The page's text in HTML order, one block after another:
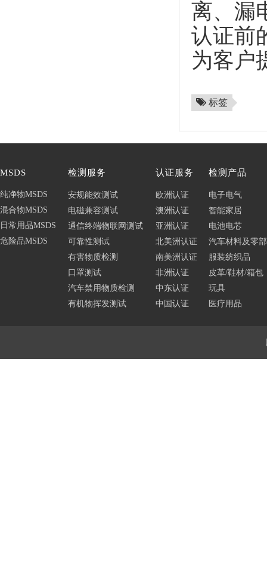
离、漏
认证前
为客户
标签
MSDS
纯净物MSDS
混合物MSDS
日常用品MSDS
危险品MSDS
检测服务
安规能效测试
电磁兼容测试
通信终端物联网测试
可靠性测试
有害物质检测
口罩测试
汽车禁用物质检测
有机物挥发测试
认证服务
欧洲认证
澳洲认证
亚洲认证
北美洲认证
南美洲认证
非洲认证
中东认证
中国认证
检测产品
电子电气
智能家居
电池电芯
汽车材料及零
服装纺织品
皮革/鞋材/箱包
玩具
医疗用品